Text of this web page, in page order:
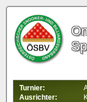
Turnier:
Ausrichter: